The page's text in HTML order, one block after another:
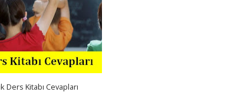
Ders Kitabı Cevapları